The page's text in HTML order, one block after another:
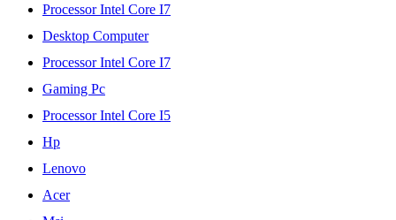
Processor Intel Core I7
Desktop Computer
Processor Intel Core I7
Gaming Pc
Processor Intel Core I5
Hp
Lenovo
Acer